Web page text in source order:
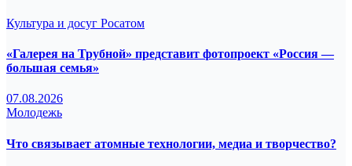
Культура и досуг Росатом
«Галерея на Трубной» представит фотопроект «Россия —
большая семья»
07.08.2026
Молодежь
Что связывает атомные технологии, медиа и творчество?